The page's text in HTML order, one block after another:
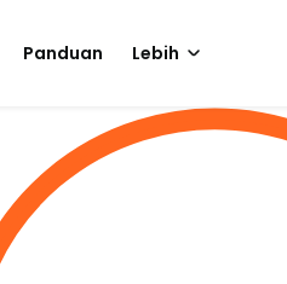
Panduan Lebih